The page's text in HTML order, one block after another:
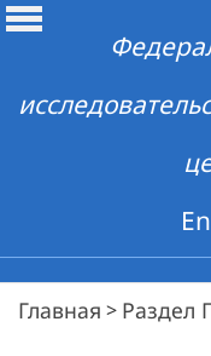
Главная > Раздел